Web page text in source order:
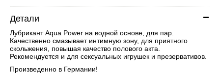
Детали
Лубрикант Aqua Power на водной основе, для пар.
Качественно смазывает интимную зону, для приятного
скольжения, повышая качество полового акта.
Рекомендуется и для сексуальных игрушек и презервативов.
Произведенно в Германии!